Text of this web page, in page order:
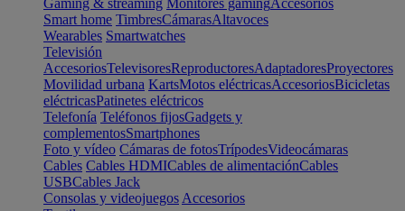
Gaming & streaming Monitores gamingAccesorios
Smart home TimbresCámarasAltavoces
Wearables Smartwatches
Televisión
AccesoriosTelevisoresReproductoresAdaptadoresProyectores
Movilidad urbana KartsMotos eléctricasAccesoriosBicicletas
eléctricasPatinetes eléctricos
Telefonía Teléfonos fijosGadgets y
complementosSmartphones
Foto y vídeo Cámaras de fotosTrípodesVideocámaras
Cables Cables HDMICables de alimentaciónCables
USBCables Jack
Consolas y videojuegos Accesorios